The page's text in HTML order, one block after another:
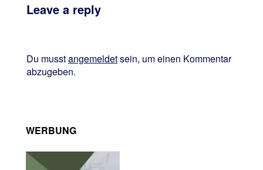
Leave a reply
Du musstangemeldetsein, um einen Kommentar
abzugeben.
WERBUNG